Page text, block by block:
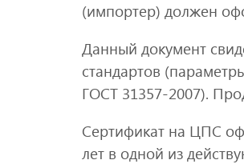
(импортер) должен
Данный документ
стандартов
ГОСТ 31357-2007).
Сертификат на ЦПС
лет в одной из